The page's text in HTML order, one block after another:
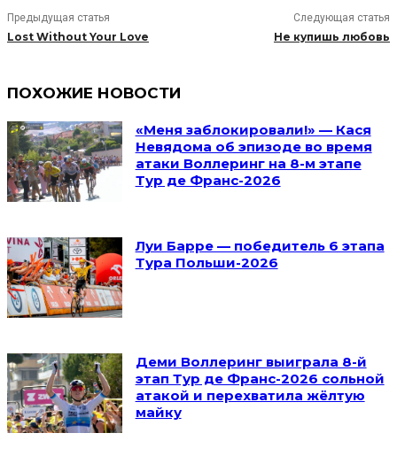
Предыдущая статья
Lost Without Your Love
Следующая статья
Не купишь любовь
ПОХОЖИЕ НОВОСТИ
«Меня заблокировали!» — Кася
Невядома об эпизоде во время
атаки Воллеринг на 8-м этапе
Тур де Франс-2026
Луи Барре — победитель 6 этапа
Тура Польши-2026
Деми Воллеринг выиграла 8-й
этап Тур де Франс-2026 сольной
атакой и перехватила жёлтую
майку